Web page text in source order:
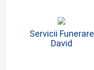
Servicii Funerare
David